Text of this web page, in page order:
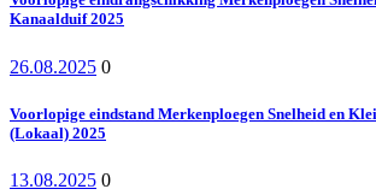
Kanaalduif 2025
26.08.2025 0
Voorlopige eindstand Merkenploegen Snelheid en
(Lokaal) 2025
13.08.2025 0